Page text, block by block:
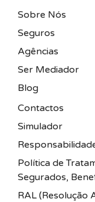
Sobre Nós
Seguros
Agências
Ser Mediador
Blog
Contactos
Simulador
Política de
Segurados,
RAL (Resolução